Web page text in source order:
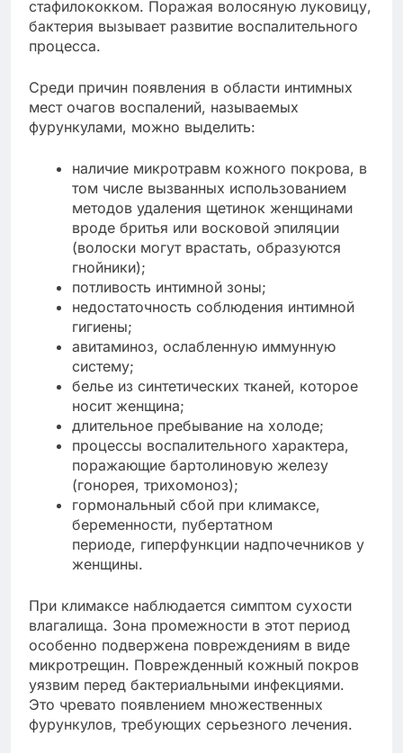
стафилококком. Поражая волосяную луковицу,
бактерия вызывает развитие воспалительного
процесса.
Среди причин появления в области интимных
мест очагов воспалений, называемых
фурункулами, можно выделить:
наличие микротравм кожного покрова, в
том числе вызванных использованием
методов удаления щетинок женщинами
вроде бритья или восковой эпиляции
(волоски могут врастать, образуются
гнойники);
потливость интимной зоны;
недостаточность соблюдения интимной
гигиены;
авитаминоз, ослабленную иммунную
систему;
белье из синтетических тканей, которое
носит женщина;
длительное пребывание на холоде;
процессы воспалительного характера,
поражающие бартолиновую железу
(гонорея, трихомоноз);
гормональный сбой при климаксе,
беременности, пубертатном
периоде, гиперфункции надпочечников у
женщины.
При климаксе наблюдается симптом сухости
влагалища. Зона промежности в этот период
особенно подвержена повреждениям в виде
микротрещин. Поврежденный кожный покров
уязвим перед бактериальными инфекциями.
Это чревато появлением множественных
фурункулов, требующих серьезного лечения.